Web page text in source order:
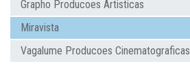
Grapho Producoes Artisticas
Miravista
Vagalume Producoes Cinematograficas